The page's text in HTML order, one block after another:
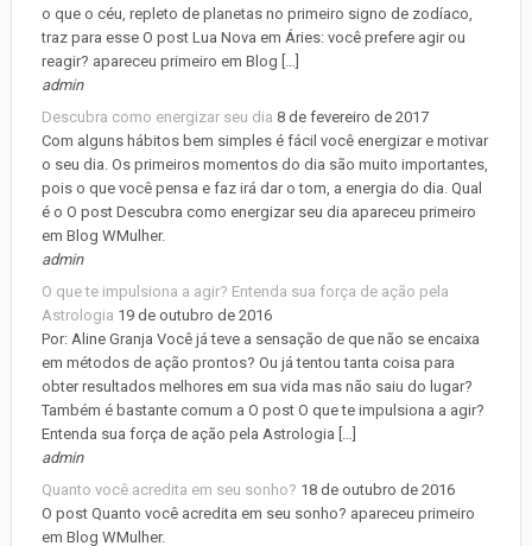
o que o céu, repleto de planetas no primeiro signo de zodíaco,
traz para esse O post Lua Nova em Áries: você prefere agir ou
reagir? apareceu primeiro em Blog […]
admin
Descubra como energizar seu dia 8 de fevereiro de 2017
Com alguns hábitos bem simples é fácil você energizar e motivar
o seu dia. Os primeiros momentos do dia são muito importantes,
pois o que você pensa e faz irá dar o tom, a energia do dia. Qual
é o O post Descubra como energizar seu dia apareceu primeiro
em Blog WMulher.
admin
O que te impulsiona a agir? Entenda sua força de ação pela
Astrologia 19 de outubro de 2016
Por: Aline Granja Você já teve a sensação de que não se encaixa
em métodos de ação prontos? Ou já tentou tanta coisa para
obter resultados melhores em sua vida mas não saiu do lugar?
Também é bastante comum a O post O que te impulsiona a agir?
Entenda sua força de ação pela Astrologia […]
admin
Quanto você acredita em seu sonho? 18 de outubro de 2016
O post Quanto você acredita em seu sonho? apareceu primeiro
em Blog WMulher.